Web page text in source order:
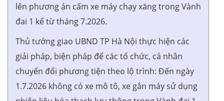
lên phương án cấm xe máy chạy xăng trong Vành
đai 1 kể từ tháng 7.2026.
Thủ tướng giao UBND TP Hà Nội thực hiện các
giải pháp, biện pháp để các tổ chức, cá nhân
chuyển đổi phương tiện theo lộ trình: Đến ngày
1.7.2026 không có xe mô tô, xe gắn máy sử dụng